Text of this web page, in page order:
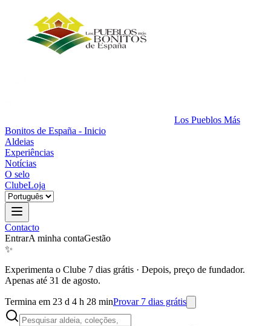
Los Pueblos Más
Bonitos de España - Inicio
Aldeias
Experiências
Notícias
O selo
ClubeLoja
Contacto
EntrarA minha contaGestão
✨
Experimenta o Clube 7 dias grátis · Depois, preço de fundador.
Apenas até 31 de agosto.
Termina em 23 d 4 h 28 minProvar 7 dias grátis